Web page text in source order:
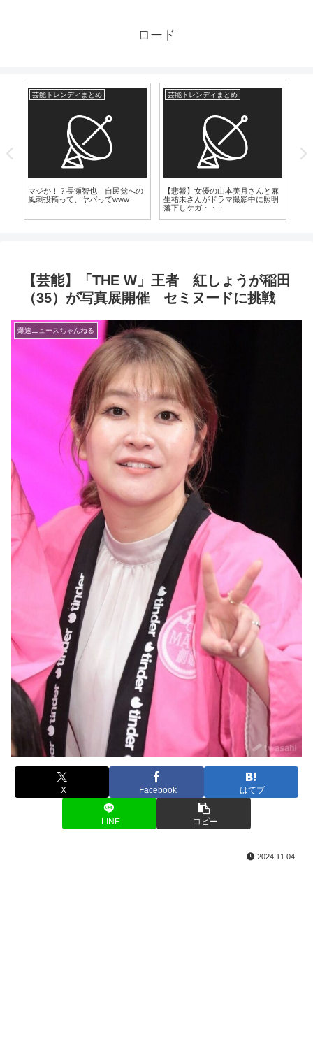
ロード
芸能トレンディまとめ
マジか！？長瀬智也 自民党への
風刺投稿って、ヤバってwww
芸能トレンディまとめ
【悲報】女優の山本美月さんと麻
生祐未さんがドラマ撮影中に照明
落下しケガ・・・
【芸能】「THE W」王者 紅しょうが稲田
（35）が写真展開催 セミヌードに挑戦
爆速ニュースちゃんねる
X Facebook はてブ
LINE コピー
2024.11.04